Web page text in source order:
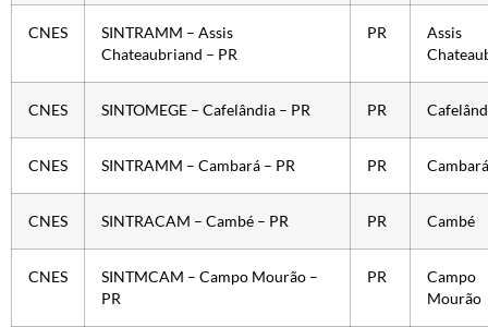
CNES
SINTRAMM – Assis
Chateaubriand – PR
PR
Assis
CNES SINTOMEGE – Cafelândia – PR PR
CNES SINTRAMM – Cambará – PR PR Cambará
CNES SINTRACAM – Cambé – PR PR Cambé
CNES
SINTMCAM – Campo Mourão –
PR
PR
Campo
Mourão